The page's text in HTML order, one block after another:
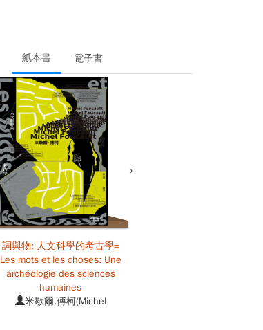
紙本書 電子書
詞與物: 人文科學的考古學=
Les mots et les choses: Une
archéologie des sciences
humaines
米歇爾.傅柯(Michel
›